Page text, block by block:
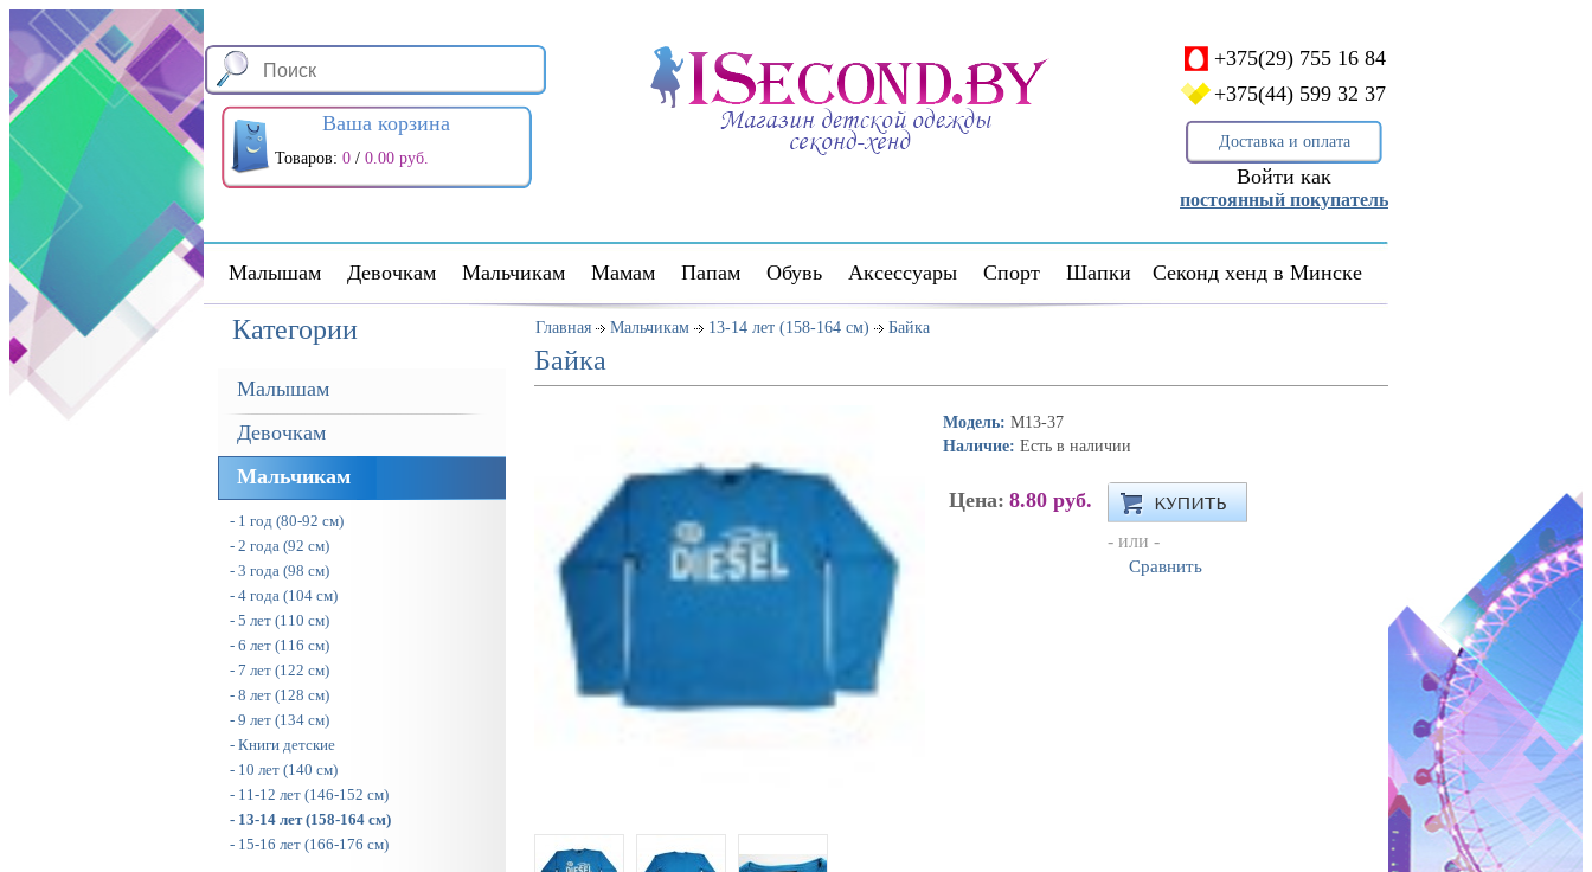
Ваша корзина
Товаров: 0 / 0.00 руб.
+375(29) 755 16 84
+375(44) 599 32 37
Доставка и оплата
Войти как
постоянный покупатель
Малышам Девочкам Мальчикам Мамам Папам Обувь Аксессуары Спорт Шапки Секонд хенд в Минске
Категории
Малышам
Девочкам
Мальчикам
- 1 год (80-92 см)
- 2 года (92 см)
- 3 года (98 см)
- 4 года (104 см)
- 5 лет (110 см)
- 6 лет (116 см)
- 7 лет (122 см)
- 8 лет (128 см)
- 9 лет (134 см)
- Книги детские
- 10 лет (140 см)
- 11-12 лет (146-152 см)
- 13-14 лет (158-164 см)
- 15-16 лет (166-176 см)
Главная Мальчикам 13-14 лет (158-164 см) Байка
Байка
Модель: M13-37
Наличие: Есть в наличии
Цена: 8.80 руб.
- или -
Сравнить